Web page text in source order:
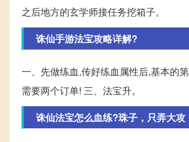
之后地方的玄学师接任务挖箱子。
诛仙手游法宝攻略详解?
一、先做练血,传好练血属性后,基本的
需要两个订单! 三、法宝升。
诛仙法宝怎么血练?珠子，只弄大